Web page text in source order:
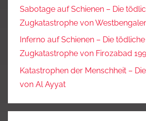
Sabotage auf Schienen – Die
Zugkatastrophe von
Inferno auf Schienen – Die tödliche
Zugkatastrophe von Firozabad
Katastrophen der Menschheit –
von Al Ayyat